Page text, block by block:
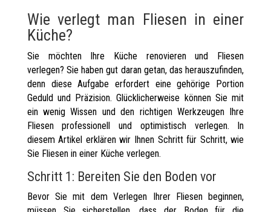
Wie verlegt man Fliesen in einer
Küche?
Sie möchten Ihre Küche renovieren und Fliesen
verlegen? Sie haben gut daran getan, das herauszufinden,
denn diese Aufgabe erfordert eine gehörige Portion
Geduld und Präzision. Glücklicherweise können Sie mit
ein wenig Wissen und den richtigen Werkzeugen Ihre
Fliesen professionell und optimistisch verlegen. In
diesem Artikel erklären wir Ihnen Schritt für Schritt, wie
Sie Fliesen in einer Küche verlegen.
Schritt 1: Bereiten Sie den Boden vor
Bevor Sie mit dem Verlegen Ihrer Fliesen beginnen,